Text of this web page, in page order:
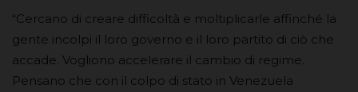
“Cercano di creare difficoltà e moltiplicarle affinché la
gente incolpi il loro governo e il loro partito di ciò che
accade. Vogliono accelerare il cambio di regime.
Pensano che con il colpo di stato in Venezuela